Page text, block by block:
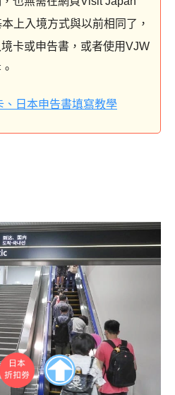
上入境方式與以前相同了，
卡或申告書，或者使用VJW
、日本申告書填寫教學